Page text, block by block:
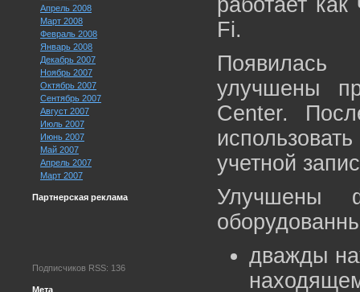
Апрель 2008
Март 2008
Февраль 2008
Январь 2008
Декабрь 2007
Ноябрь 2007
Октябрь 2007
Сентябрь 2007
Август 2007
Июль 2007
Июнь 2007
Май 2007
Апрель 2007
Март 2007
Партнерская реклама
Подписчиков RSS: 136
Мета
работает
Fi.
улучшены
Center.
учетной
Улучшены
дважды